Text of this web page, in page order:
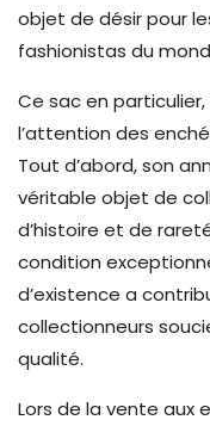
objet de désir pour
fashionistas du
Ce sac en
l’attention des
Tout d’abord, son
véritable objet de
d’histoire et de
condition
d’existence a
collectionneurs
qualité.
Lors de la vente aux